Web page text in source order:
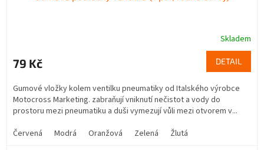
Skladem
79 Kč DETAIL
Gumové vložky kolem ventilku pneumatiky od Italského výrobce
Motocross Marketing. zabraňují vniknutí nečistot a vody do
prostoru mezi pneumatiku a duši vymezují vůli mezi otvorem v...
Červená
Modrá Oranžová Zelená Žlutá